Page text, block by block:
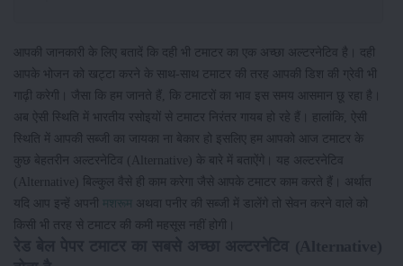
आपकी जानकारी के लिए बतादें कि दही भी टमाटर का एक अच्छा अल्टरनेटिव है। दही
आपके भोजन को खट्टा करने के साथ-साथ टमाटर की तरह आपकी डिश की ग्रेवी भी
गाढ़ी करेगी। जैसा कि हम जानते हैं, कि टमाटरों का भाव इस समय आसमान छू रहा है।
अब ऐसी स्थिति में भारतीय रसोइयों से टमाटर निरंतर गायब हो रहे हैं। हालांकि, ऐसी
स्थिति में आपकी सब्जी का जायका ना बेकार हो इसलिए हम आपको आज टमाटर के
कुछ बेहतरीन अल्टरनेटिव (Alternative) के बारे में बताऐंगे। यह अल्टरनेटिव
(Alternative) बिल्कुल वैसे ही काम करेगा जैसे आपके टमाटर काम करते हैं। अर्थात
यदि आप इन्हें अपनी मशरूम
अथवा पनीर की सब्जी में डालेंगे तो सेवन करने वाले को
किसी भी तरह से टमाटर की कमी महसूस नहीं होगी।